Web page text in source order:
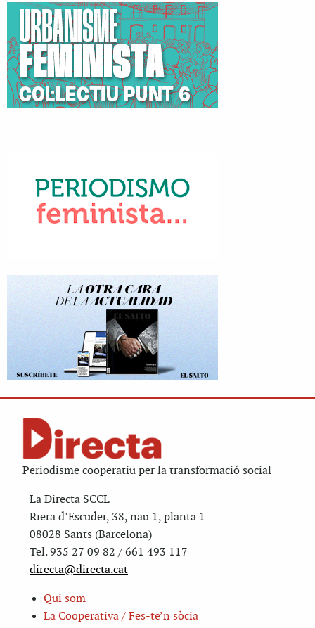
Periodisme cooperatiu per la transformació social
La Directa SCCL
Riera d’Escuder, 38, nau 1, planta 1
08028 Sants (Barcelona)
Tel. 935 27 09 82 / 661 493 117
directa@directa.cat
Qui som
La Cooperativa / Fes-te’n sòcia